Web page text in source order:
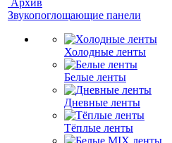
Архив
Звукопоглощающие панели
Холодные ленты
Белые ленты
Дневные ленты
Тёплые ленты